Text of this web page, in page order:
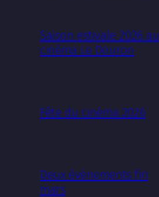
Saison estivale 2026 au
cinéma Le Douron
Fête du cinéma 2026
Deux événements fin
mars